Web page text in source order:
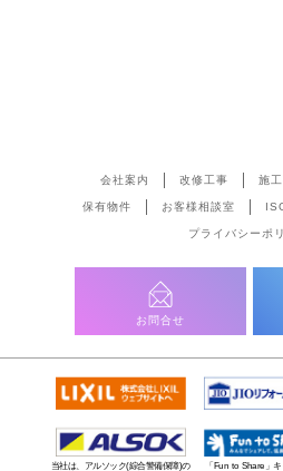
会社案内 改修工事 施
保有物件 お客様相談室
プライバシーポ
お問合せ
当社は、アルソック(綜合警備保障)の 「Fun to Share」